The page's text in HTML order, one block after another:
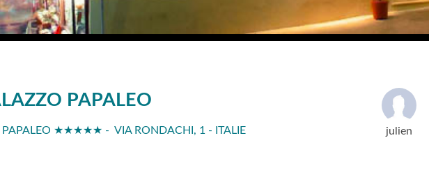
PAPALEO
PAPALEO ★★★★★ - VIA RONDACHI, 1 - ITALIE julien